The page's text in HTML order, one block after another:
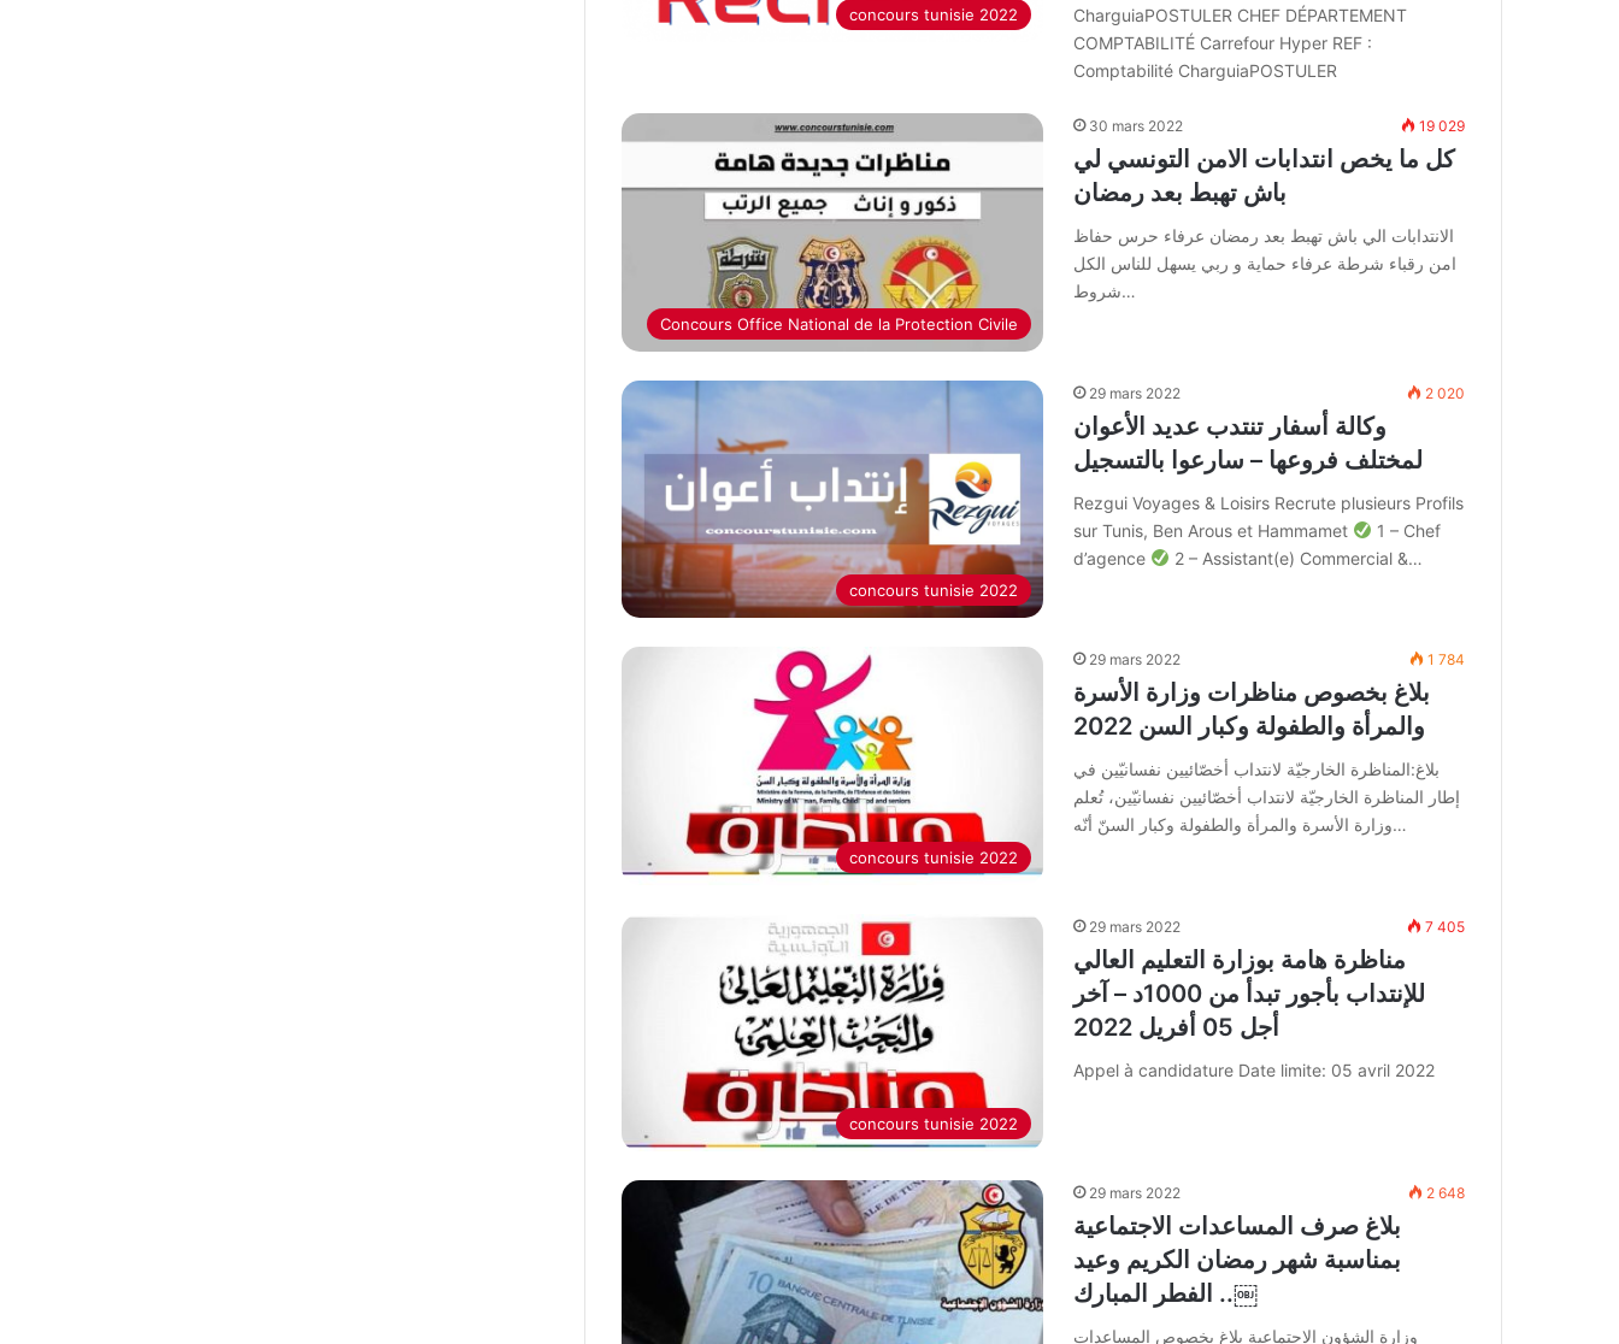
concours tunisie 2022
CharguiaPOSTULER CHEF DÉPARTEMENT
COMPTABILITÉ Carrefour Hyper REF :
Comptabilité CharguiaPOSTULER
Concours Office National de la Protection Civile
30 mars 2022 19 029
كل ما يخص انتدابات الامن التونسي لي
باش تهبط بعد رمضان
الانتدابات الي باش تهبط بعد رمضان عرفاء حرس حفاظ
امن رقباء شرطة عرفاء حماية و ربي يسهل للناس الكل
شروط…
concours tunisie 2022
29 mars 2022 2 020
وكالة أسفار تنتدب عديد الأعوان
لمختلف فروعها – سارعوا بالتسجيل
Rezgui Voyages & Loisirs Recrute plusieurs Profils
sur Tunis, Ben Arous et Hammamet
1 – Chef
d’agence
2 – Assistant(e) Commercial &…
concours tunisie 2022
29 mars 2022 1 784
بلاغ بخصوص مناظرات وزارة الأسرة
والمرأة والطفولة وكبار السن 2022
بلاغ:المناظرة الخارجيّة لانتداب أخصّائيين نفسانيّين في
إطار المناظرة الخارجيّة لانتداب أخصّائيين نفسانيّين، تُعلم
وزارة الأسرة والمرأة والطفولة وكبار السنّ أنّه…
concours tunisie 2022
29 mars 2022 7 405
مناظرة هامة بوزارة التعليم العالي
للإنتداب بأجور تبدأ من 1000د – آخر
أجل 05 أفريل 2022
Appel à candidature Date limite: 05 avril 2022
29 mars 2022 2 648
بلاغ صرف المساعدات الاجتماعية
بمناسبة شهر رمضان الكريم وعيد
الفطر المبارك ..￼
وزارة الشؤون الاجتماعية بلاغ بخصوص المساعدات